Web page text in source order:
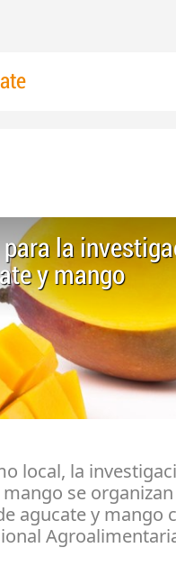
la
y mango
local, la
se organizan
agucate y mango